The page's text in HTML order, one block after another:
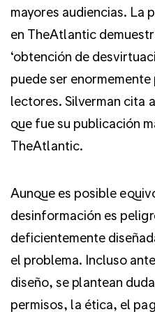
mayores audiencias. La
en TheAtlantic
‘obtención de
puede ser
lectores. Silverman cita
que fue su publicación
TheAtlantic.
Aunque es posible
desinformación es
deficientemente
el problema. Incluso
diseño, se plantean
permisos, la ética, el